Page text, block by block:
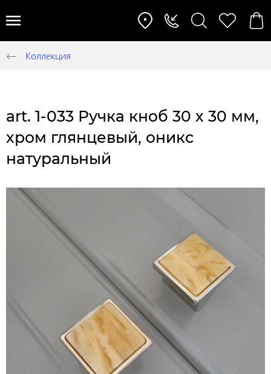
Коллекция
art. 1-033 Ручка кноб 30 х 30 мм,
хром глянцевый, оникс
натуральный